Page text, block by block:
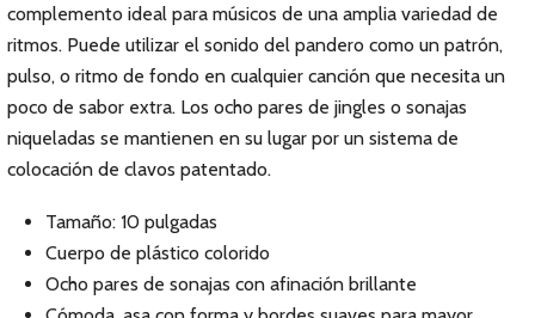
complemento ideal para músicos de una amplia variedad de
ritmos. Puede utilizar el sonido del pandero como un patrón,
pulso, o ritmo de fondo en cualquier canción que necesita un
poco de sabor extra. Los ocho pares de jingles o sonajas
niqueladas se mantienen en su lugar por un sistema de
colocación de clavos patentado.
Tamaño: 10 pulgadas
Cuerpo de plástico colorido
Ocho pares de sonajas con afinación brillante